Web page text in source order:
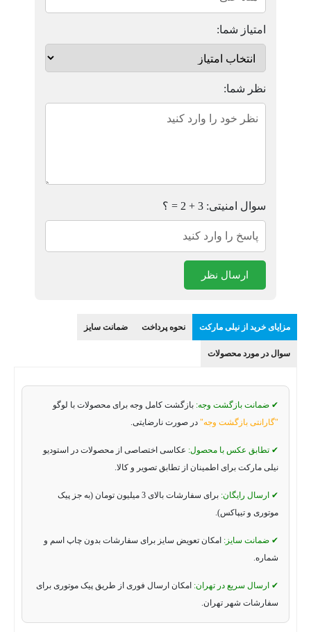
امتیاز شما:
نظر شما:
سوال امنیتی: 3 + 2 = ؟
ارسال نظر
مزایای خرید از نیلی مارکت نحوه پرداخت ضمانت سایز
سوال در مورد محصولات
✔ ضمانت بازگشت وجه: بازگشت کامل وجه برای محصولات با لوگو
"گارانتی بازگشت وجه" در صورت نارضایتی.
✔ تطابق عکس با محصول: عکاسی اختصاصی از محصولات در استودیو
نیلی مارکت برای اطمینان از تطابق تصویر و کالا.
✔ ارسال رایگان:
برای سفارشات بالای 3 میلیون تومان (به جز پیک
موتوری و تیپاکس).
✔ ضمانت سایز: امکان تعویض سایز برای سفارشات بدون چاپ اسم و
شماره.
✔ ارسال سریع در تهران: امکان ارسال فوری از طریق پیک موتوری برای
سفارشات شهر تهران.